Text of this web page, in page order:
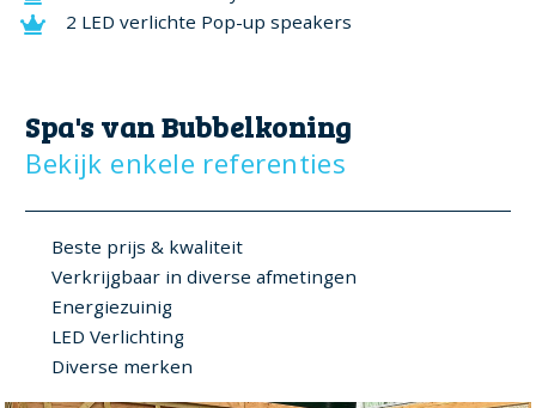
2 LED verlichte Pop-up speakers
Spa's van Bubbelkoning
Bekijk enkele referenties
Beste prijs & kwaliteit
Verkrijgbaar in diverse afmetingen
Energiezuinig
LED Verlichting
Diverse merken